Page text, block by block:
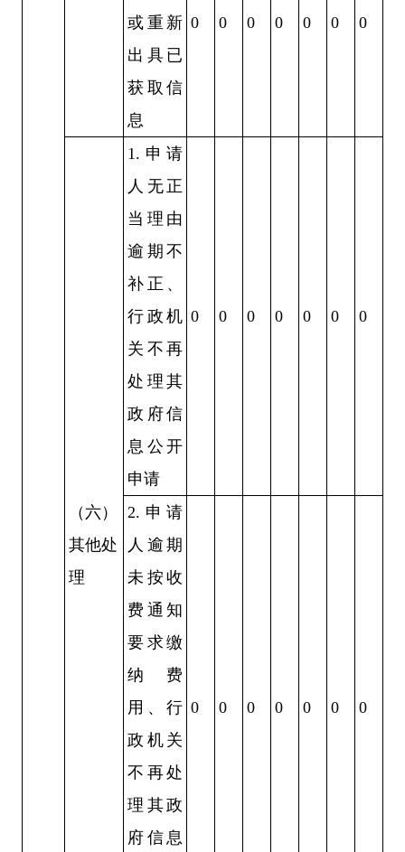
或重新
出具已
获取信
息
0 0 0 0 0 0 0
（六）
其他处
理
1. 申请
人无正
当理由
逾期不
补正、
行政机
关不再
处理其
政府信
息公开
申请
0 0 0 0 0 0 0
2. 申请
人逾期
未按收
费通知
要求缴
纳费
用、行
政机关
不再处
理其政
府信息
0 0 0 0 0 0 0